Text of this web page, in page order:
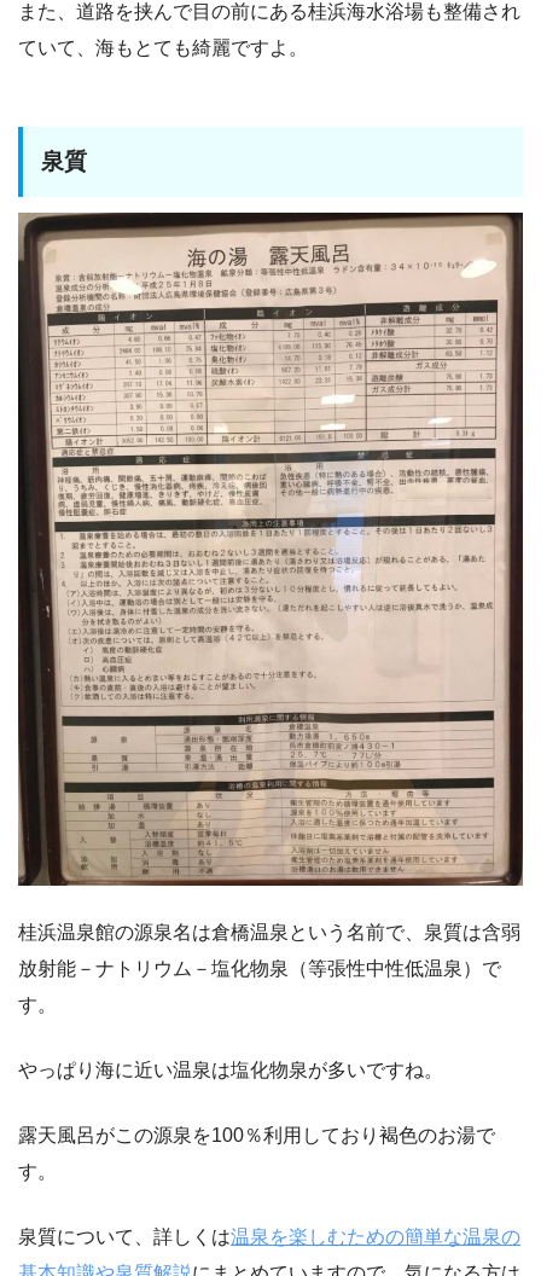
また、道路を挟んで目の前にある桂浜海水浴場も整備され
ていて、海もとても綺麗ですよ。
泉質
桂浜温泉館の源泉名は倉橋温泉という名前で、泉質は含弱
放射能－ナトリウム－塩化物泉（等張性中性低温泉）で
す。
やっぱり海に近い温泉は塩化物泉が多いですね。
露天風呂がこの源泉を100％利用しており褐色のお湯で
す。
泉質について、詳しくは温泉を楽しむための簡単な温泉の